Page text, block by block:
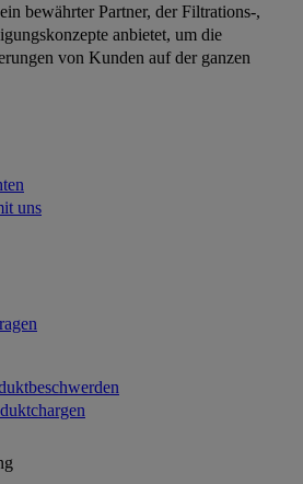
bewährter Partner, der Filtrations-,
anbietet, um die
von Kunden auf der ganzen
uns